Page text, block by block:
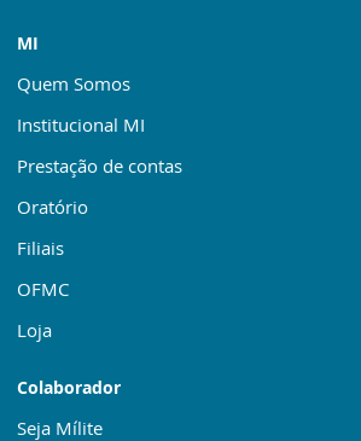
MI
Quem Somos
Institucional MI
Prestação de contas
Oratório
Filiais
OFMC
Loja
Colaborador
Seja Mílite